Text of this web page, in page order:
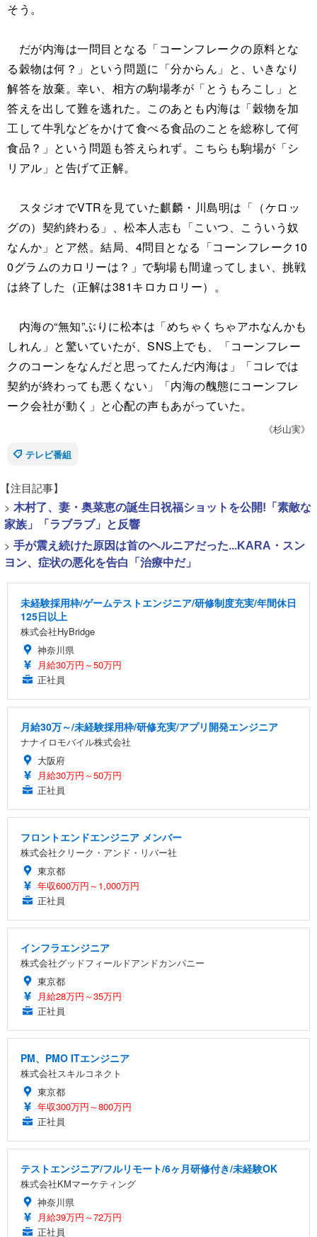
そう。
だが内海は一問目となる「コーンフレークの原料とな
る穀物は何？」という問題に「分からん」と、いきなり
解答を放棄。幸い、相方の駒場孝が「とうもろこし」と
答えを出して難を逃れた。このあとも内海は「穀物を加
工して牛乳などをかけて食べる食品のことを総称して何
食品？」という問題も答えられず。こちらも駒場が「シ
リアル」と告げて正解。
スタジオでVTRを見ていた麒麟・川島明は「（ケロッ
グの）契約終わる」、松本人志も「こいつ、こういう奴
なんか」とア然。結局、4問目となる「コーンフレーク10
0グラムのカロリーは？」で駒場も間違ってしまい、挑戦
は終了した（正解は381キロカロリー）。
内海の“無知”ぶりに松本は「めちゃくちゃアホなんかも
しれん」と驚いていたが、SNS上でも、「コーンフレー
クのコーンをなんだと思ってたんだ内海は」「コレでは
契約が終わっても悪くない」「内海の醜態にコーンフレ
ーク会社が動く」と心配の声もあがっていた。
《杉山実》
テレビ番組
【注目記事】
> 木村了、妻・奥菜恵の誕生日祝福ショットを公開!「素敵な
家族」「ラブラブ」と反響
> 手が震え続けた原因は首のヘルニアだった...KARA・スン
ヨン、症状の悪化を告白「治療中だ」
未経験採用枠/ゲームテストエンジニア/研修制度充実/年間休日
125日以上
株式会社HyBridge
神奈川県
月給30万円～50万円
正社員
月給30万～/未経験採用枠/研修充実/アプリ開発エンジニア
ナナイロモバイル株式会社
大阪府
月給30万円～50万円
正社員
フロントエンドエンジニア メンバー
株式会社クリーク・アンド・リバー社
東京都
年収600万円～1,000万円
正社員
インフラエンジニア
株式会社グッドフィールドアンドカンパニー
東京都
月給28万円～35万円
正社員
PM、PMO ITエンジニア
株式会社スキルコネクト
東京都
年収300万円～800万円
正社員
テストエンジニア/フルリモート/6ヶ月研修付き/未経験OK
株式会社KMマーケティング
神奈川県
月給39万円～72万円
正社員